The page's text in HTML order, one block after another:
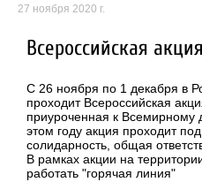
27 ноября 2020 г.
Всероссийская
С 26 ноября по 1 декабря в
проходит Всероссийская
приуроченная к
этом году акция проходит
солидарность, общая
В рамках акции на
работать "горячая линия"